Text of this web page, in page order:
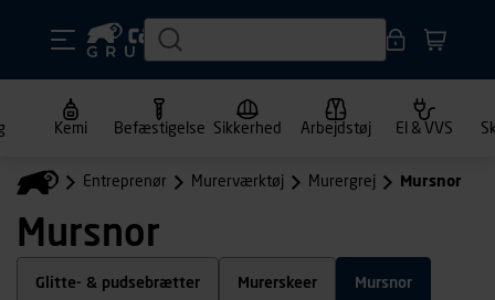
Kemi Befæstigelse Sikkerhed Arbejdstøj El & VVS
Entreprenør Murerværktøj Murergrej Mursnor
Mursnor
Glitte- & pudsebrætter Murerskeer Mursnor